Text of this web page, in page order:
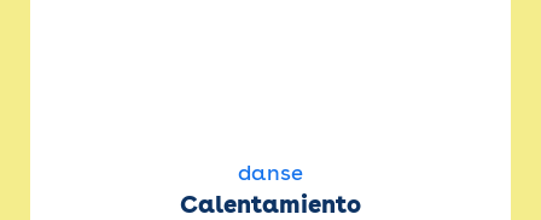
danse
Calentamiento